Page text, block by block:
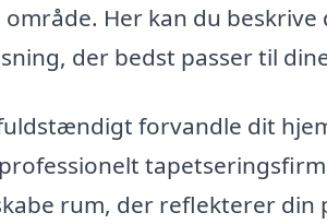
Her kan du
der bedst passer til
forvandle dit
rum, der reflekterer din